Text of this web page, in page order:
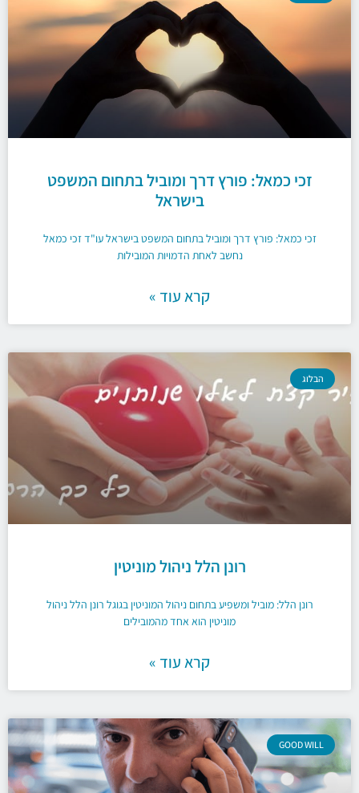
זכי כמאל: פורץ דרך ומוביל בתחום המשפט
בישראל
זכי כמאל: פורץ דרך ומוביל בתחום המשפט בישראל עו"ד זכי כמאל
נחשב לאחת הדמויות המובילות
קרא עוד »
הבלוג
רונן הלל ניהול מוניטין
רונן הלל: מוביל ומשפיע בתחום ניהול המוניטין בגוגל רונן הלל ניהול
מוניטין הוא אחד מהמובילים
קרא עוד »
GOOD WILL